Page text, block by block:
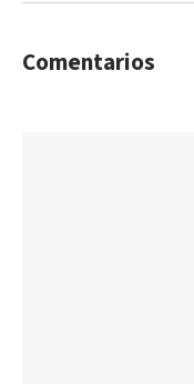
Comentarios